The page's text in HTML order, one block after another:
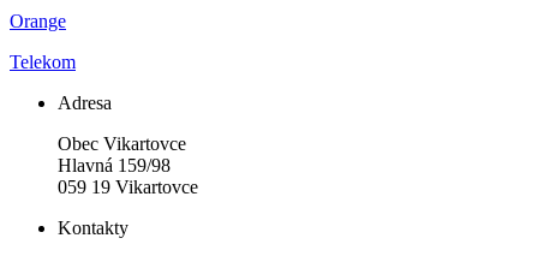
Orange
Telekom
Adresa
Obec Vikartovce
Hlavná 159/98
059 19 Vikartovce
Kontakty